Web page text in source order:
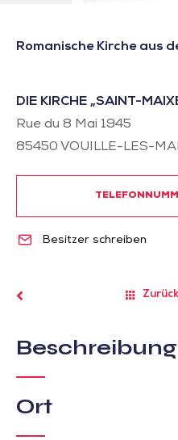
Romanische Kirche aus
DIE KIRCHE „SAINT-
Rue du 8 Mai 1945
85450 VOUILLE-LES-
Besitzer schreiben
Beschreibung
Ort